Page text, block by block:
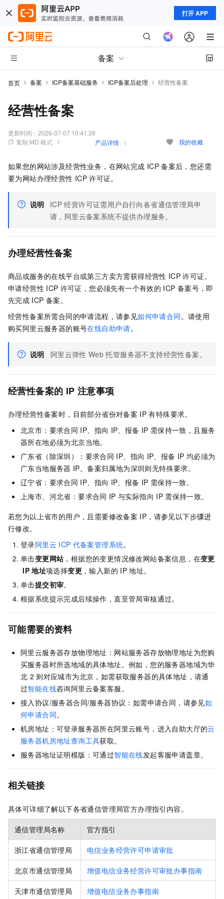
打开 APP
备案
首页 备案 ICP备案基础服务 ICP备案后处理 经营性备案
经营性备案
更新时间： 2026-07-07 10:41:38
复制 MD 格式
产品详情 我的收藏
如果您的网站涉及经营性业务，在网站完成 ICP 备案后，您还需
要为网站办理经营性 ICP 许可证。
说明 ICP 经营许可证需用户自行向各省通信管理局申
请，阿里云备案系统不提供办理服务。
办理经营性备案
商品或服务的在线平台或第三方卖方需获得经营性 ICP 许可证。
申请经营性 ICP 许可证，您必须先有一个有效的 ICP 备案号，即
先完成 ICP 备案。
经营性备案所需合同的申请流程，请参见如何申请合同。请使用
购买阿里云服务器的账号在线自助申请。
说明 阿里云弹性 Web 托管服务器不支持经营性备案。
经营性备案的 IP 注意事项
办理经营性备案时，目前部分省份对备案 IP 有特殊要求。
北京市：要求合同 IP、指向 IP、报备 IP 需保持一致，且服务
器所在地必须为北京当地。
广东省（除深圳）：要求合同 IP、指向 IP、报备 IP 均必须为
广东当地服务器 IP。备案归属地为深圳则无特殊要求。
辽宁省：要求合同 IP、指向 IP、报备 IP 需保持一致。
上海市、河北省：要求合同 IP 与实际指向 IP 需保持一致。
若您为以上省市的用户，且需要修改备案 IP，请参见以下步骤进
行修改。
登录阿里云 ICP 代备案管理系统。
单击变更网站 ，根据您的变更情况修改网站备案信息，在变更
IP 地址项选择变更 ，输入新的 IP 地址。
单击提交初审。
根据系统提示完成后续操作，直至管局审核通过。
可能需要的资料
阿里云服务器存放物理地址：网站服务器存放物理地址为您购
买服务器时所选地域的具体地址。例如，您的服务器地域为华
北 2 则对应城市为北京，如需获取服务器的具体地址，请通
过智能在线咨询阿里云备案客服。
接入协议/服务器合同/服务器协议：如需申请合同，请参见如
何申请合同。
机房地址：可登录服务器所在阿里云账号，进入自助大厅的云
服务器机房地址查询工具获取。
服务器地址证明模版：可通过智能在线发起客服申请盖章。
相关链接
具体可详细了解以下各省通信管理局官方办理指引内容。
通信管理局名称 官方指引
浙江省通信管理局 电信业务经营许可申请审批
北京市通信管理局 增值电信业务经营许可审批办事指南
天津市通信管理局 增值电信业务办事指南